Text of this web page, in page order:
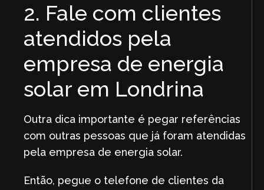
2. Fale com clientes
atendidos pela
empresa de energia
solar em Londrina
Outra dica importante é pegar referências
com outras pessoas que já foram atendidas
pela empresa de energia solar.
Então, pegue o telefone de clientes da